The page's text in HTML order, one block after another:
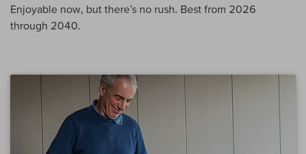
Enjoyable now, but there’s no rush. Best from 2026
through 2040.